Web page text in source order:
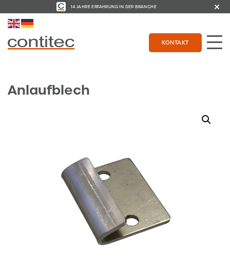
14 JAHRE ERFAHRUNG IN DER BRANCHE
KONTAKT
Anlaufblech